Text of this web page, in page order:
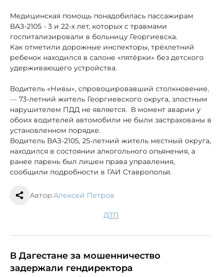
Медицинская помощь понадобилась пассажирам
ВАЗ-2105 - 3 и 22-х лет, которых с травмами
госпитализировали в больницу Георгиевска.
Как отметили дорожные инспекторы, трёхлетний
ребенок находился в салоне «пятёрки» без детского
удерживающего устройства.
Водитель «Нивы», спровоцировавший столкновение,
— 73-летний житель Георгиевского округа, злостным
нарушителем ПДД не является. В момент аварии у
обоих водителей автомобили не были застрахованы в
установленном порядке.
Водитель ВАЗ-2105, 25-летний житель местный округа,
находился в состоянии алкогольного опьянения, а
ранее парень был лишен права управления,
сообщили подробности в ГАИ Ставрополья.
Автор:Алексей Петров
ДТП
В Дагестане за мошенничество
задержали гендиректора